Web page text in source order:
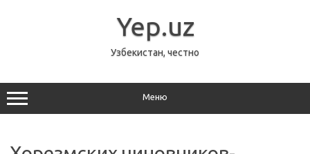
Yep.uz
Узбекистан, честно
Меню